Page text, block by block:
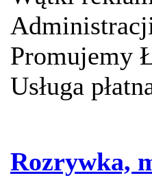
Promujemy
Usługa
Rozrywka,